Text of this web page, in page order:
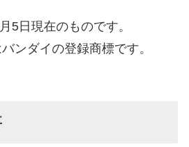
5日現在のものです。
ンダイの登録商標です。